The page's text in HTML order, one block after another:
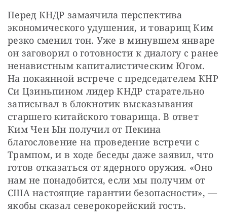
Перед КНДР замаячила перспектива
экономического удушения, и товарищ Ким
резко сменил тон. Уже в минувшем январе
он заговорил о готовности к диалогу с ранее
ненавистным капиталистическим Югом.
На покаянной встрече с председателем КНР
Си Цзиньпином лидер КНДР старательно
записывал в блокнотик высказывания
старшего китайского товарища. В ответ
Ким Чен Ын получил от Пекина
благословение на проведение встречи с
Трампом, и в ходе беседы даже заявил, что
готов отказаться от ядерного оружия. «Оно
нам не понадобится, если мы получим от
США настоящие гарантии безопасности», —
якобы сказал северокорейский гость.